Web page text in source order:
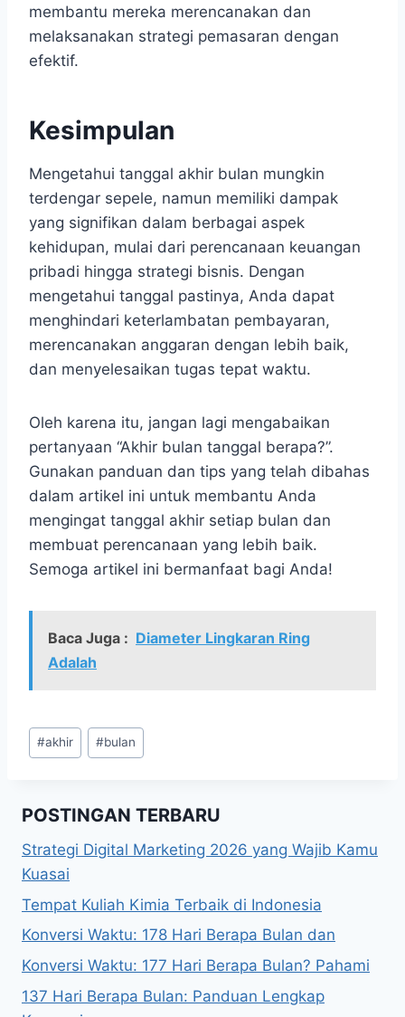
membantu mereka merencanakan dan
melaksanakan strategi pemasaran dengan
efektif.
Kesimpulan
Mengetahui tanggal akhir bulan mungkin
terdengar sepele, namun memiliki dampak
yang signifikan dalam berbagai aspek
kehidupan, mulai dari perencanaan keuangan
pribadi hingga strategi bisnis. Dengan
mengetahui tanggal pastinya, Anda dapat
menghindari keterlambatan pembayaran,
merencanakan anggaran dengan lebih baik,
dan menyelesaikan tugas tepat waktu.
Oleh karena itu, jangan lagi mengabaikan
pertanyaan “Akhir bulan tanggal berapa?”.
Gunakan panduan dan tips yang telah dibahas
dalam artikel ini untuk membantu Anda
mengingat tanggal akhir setiap bulan dan
membuat perencanaan yang lebih baik.
Semoga artikel ini bermanfaat bagi Anda!
Baca Juga : Diameter Lingkaran Ring
Adalah
Post
Tags:
#akhir #bulan
POSTINGAN TERBARU
Strategi Digital Marketing 2026 yang Wajib Kamu
Kuasai
Tempat Kuliah Kimia Terbaik di Indonesia
Konversi Waktu: 178 Hari Berapa Bulan dan
Konversi Waktu: 177 Hari Berapa Bulan? Pahami
137 Hari Berapa Bulan: Panduan Lengkap